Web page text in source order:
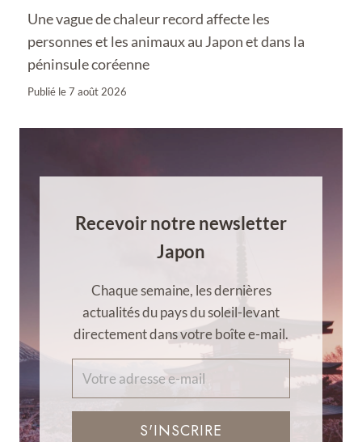
Une vague de chaleur record affecte les
personnes et les animaux au Japon et dans la
péninsule coréenne
Publié le7 août 2026
Recevoir notre newsletter
Japon
Chaque semaine, les dernières
actualités du pays du soleil-levant
directement dans votre boîte e-mail.
S'INSCRIRE